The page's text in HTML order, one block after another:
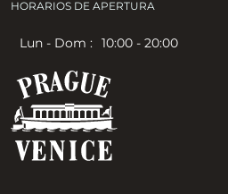
HORARIOS DE APERTURA
Lun - Dom : 10:00 - 20:00